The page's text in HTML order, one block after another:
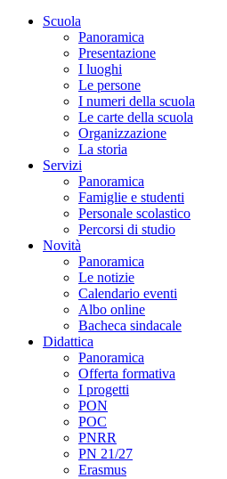
Scuola
Panoramica
Presentazione
I luoghi
Le persone
I numeri della scuola
Le carte della scuola
Organizzazione
La storia
Servizi
Panoramica
Famiglie e studenti
Personale scolastico
Percorsi di studio
Novità
Panoramica
Le notizie
Calendario eventi
Albo online
Bacheca sindacale
Didattica
Panoramica
Offerta formativa
I progetti
PON
POC
PNRR
PN 21/27
Erasmus